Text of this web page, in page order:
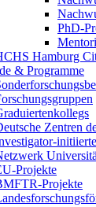
PhD-
Hamburg
& Programme
Zentren
Projekte
Projekte